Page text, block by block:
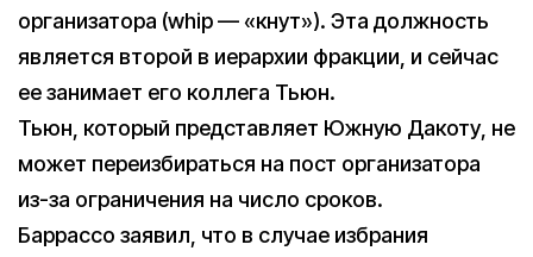
организатора (whip — «кнут»). Эта должность
является второй в иерархии фракции, и сейчас
ее занимает его коллега Тьюн.
Тьюн, который представляет Южную Дакоту, не
может переизбираться на пост организатора
из-за ограничения на число сроков.
Баррассо заявил, что в случае избрания